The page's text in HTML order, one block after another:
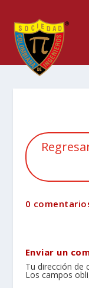
0
Enviar un
Tu dirección de
Los campos